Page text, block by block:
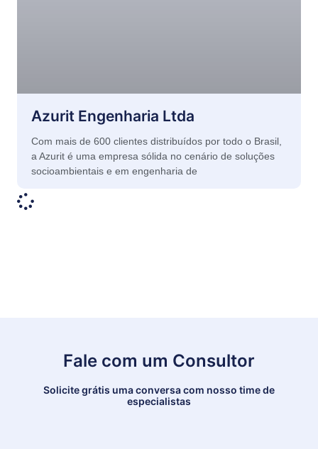
Azurit Engenharia Ltda
Com mais de 600 clientes distribuídos por todo o Brasil,
a Azurit é uma empresa sólida no cenário de soluções
socioambientais e em engenharia de
Fale com um Consultor
Solicite grátis uma conversa com nosso time de
especialistas